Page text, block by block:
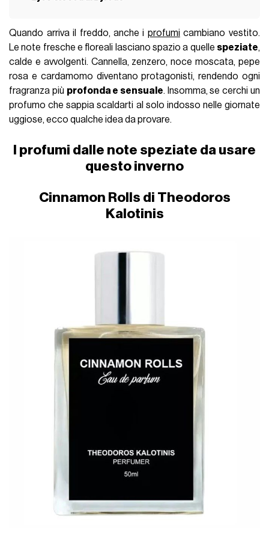
Quando arriva il freddo, anche i profumi cambiano vestito.
Le note fresche e floreali lasciano spazio a quelle speziate,
calde e avvolgenti. Cannella, zenzero, noce moscata, pepe
rosa e cardamomo diventano protagonisti, rendendo ogni
fragranza più profonda e sensuale. Insomma, se cerchi un
profumo che sappia scaldarti al solo indosso nelle giornate
uggiose, ecco qualche idea da provare.
I profumi dalle note speziate da usare
questo inverno
Cinnamon Rolls di Theodoros
Kalotinis